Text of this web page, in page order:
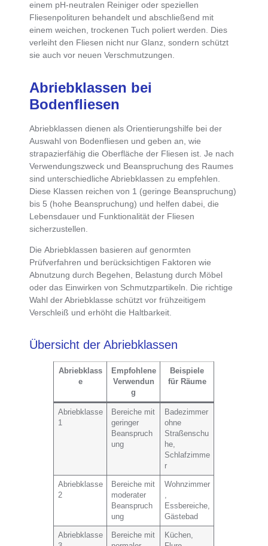
einem pH-neutralen Reiniger oder speziellen
Fliesenpolituren behandelt undabschließend mit
einem weichen, trockenen Tuch poliert werden. Dies
verleiht den Fliesen nicht nur Glanz, sondern schützt
sie auch vor neuen Verschmutzungen.
Abriebklassen bei
Bodenfliesen
Abriebklassen dienen als Orientierungshilfe bei der
Auswahl von Bodenfliesen und geben an, wie
strapazierfähig die Oberfläche der Fliesen ist. Je nach
Verwendungszweck und Beanspruchung des Raumes
sind unterschiedliche Abriebklassen zu empfehlen.
Diese Klassen reichen von 1 (geringe Beanspruchung)
bis 5 (hohe Beanspruchung) und helfen dabei, die
Lebensdauer und Funktionalität der Fliesen
sicherzustellen.
DieAbriebklassen basieren auf genormten
Prüfverfahren und berücksichtigen Faktoren wie
Abnutzung durch Begehen, Belastung durch Möbel
oder das Einwirken von Schmutzpartikeln. Die richtige
Wahl der Abriebklasse schützt vor frühzeitigem
Verschleiß und erhöht die Haltbarkeit.
Übersicht der Abriebklassen
Abriebklass
e
Empfohlene
Verwendun
g
Beispiele
für Räume
Abriebklasse
1
Bereiche mit
geringer
Beanspruch
ung
Badezimmer
ohne
Straßenschu
he,
Schlafzimme
r
Abriebklasse
2
Bereiche mit
moderater
Beanspruch
ung
Wohnzimmer
Essbereiche,
Gästebad
Abriebklasse
Bereiche mit
Küchen,